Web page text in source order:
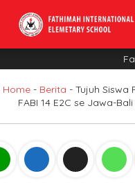
Home- Berita - Tujuh Siswa
FABI 14 E2C se Jawa-Bali